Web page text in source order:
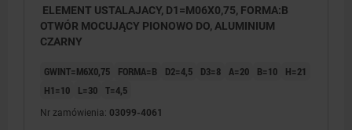
ELEMENT USTALAJACY, D1=M06X0,75, FORMA:B
OTWÓR MOCUJĄCY PIONOWO DO, ALUMINIUM
CZARNY
GWINT=M6X0,75 FORMA=B D2=4,5 D3=8 A=20 B=10
H=21
H1=10
L=30 T=4,5
Nr zamówienia: 03099-4061